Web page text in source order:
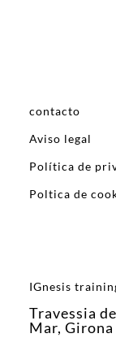
contacto
Aviso legal
Política de
Poltica de
IGnesis
Travessia
Mar, Girona